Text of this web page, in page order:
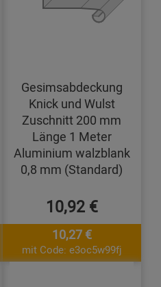
Gesimsabdeckung
Knick und Wulst
Zuschnitt 200 mm
Länge 1 Meter
Aluminium walzblank
0,8 mm (Standard)
10,92 €
10,27 €
mit Code: e3oc5w99fj